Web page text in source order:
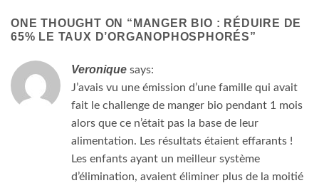
ONE THOUGHT ON “ MANGER BIO : RÉDUIRE DE
65% LE TAUX D’ORGANOPHOSPHORÉS”
Veronique says:
J’avais vu une émission d’une famille qui avait
fait le challenge de manger bio pendant 1 mois
alors que ce n’était pas la base de leur
alimentation. Les résultats étaient effarants !
Les enfants ayant un meilleur système
d’élimination, avaient éliminer plus de la moitié